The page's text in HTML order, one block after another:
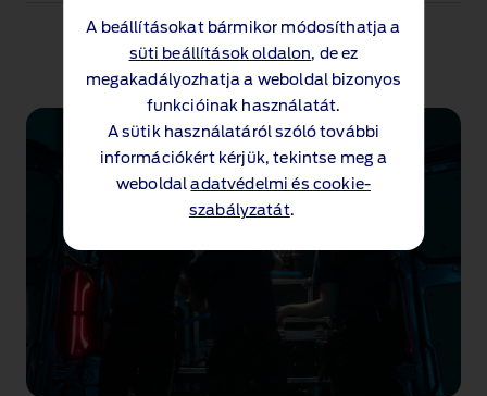
A beállításokat bármikor módosíthatja a
süti beállítások oldalon, de ez
megakadályozhatja a weboldal bizonyos
funkcióinak használatát.
A sütik használatáról szóló további
információkért kérjük, tekintse meg a
weboldaladatvédelmi és cookie-
szabályzatát.